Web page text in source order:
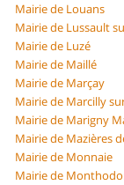
Mairie de Louans
Mairie de Lussault
Mairie de Luzé
Mairie de Maillé
Mairie de Marçay
Mairie de Marcilly
Mairie de Marigny
Mairie de Mazières
Mairie de Monnaie
Mairie de